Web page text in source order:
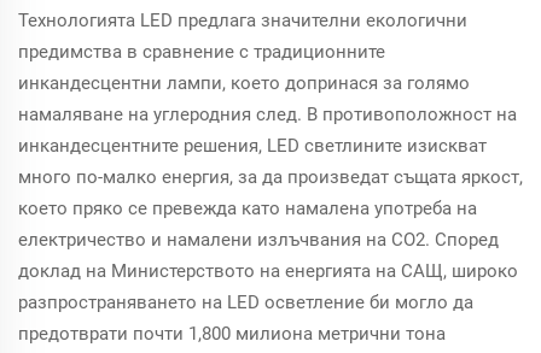
Технологията LED предлага значителни екологични
предимства в сравнение с традиционните
инкандесцентни лампи, което допринася за голямо
намаляване на углеродния след. В противоположност на
инкандесцентните решения, LED светлините изискват
много по-малко енергия, за да произведат същата яркост,
което пряко се превежда като намалена употреба на
електричество и намалени излъчвания на CO2. Според
доклад на Министерството на енергията на САЩ, широко
разпространяването на LED осветление би могло да
предотврати почти 1,800 милиона метрични тона